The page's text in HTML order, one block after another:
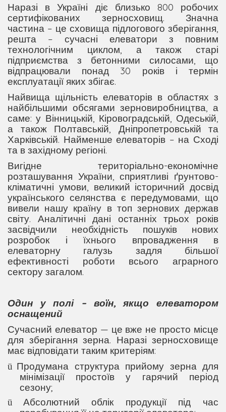
Наразі в Україні діє близько 800 робочих
сертифікованих зерносховищ. Значна
частина – це сховища підлогового зберігання,
решта – сучасні елеватори з повним
технологічним циклом, а також старі
підприємства з бетонними силосами, що
відпрацювали понад 30 років і термін
експлуатації яких збігає.
Найвища щільність елеваторів в областях з
найбільшими обсягами зерновиробництва , а
саме:у Вінницькій, Кіровоградській, Одеській,
а також Полтавській, Дніпропетровській та
Харківській. Найменше елеваторів – на Сході
та в західному регіоні.
Вигідне територіально-економічне
розташування України, сприятливі ґрунтово-
кліматичні умови, великий історичний досвід
українського селянства є передумовами, що
вивели нашу країну в топ зернових держав
світу. Аналітичні дані останніх трьох років
засвідчили необхідність пошуків нових
розробок і їхнього впровадження в
елеваторну галузь задля більшої
ефективності роботи всього аграрного
сектору загалом.
Один у полі – воїн, якщо елеватором
оснащений
Сучасний елеватор — це вже не просто місце
для зберігання зерна. Наразі зерносховище
має відповідати таким критеріям:
ü Продумана структура прийому зерна для
мінімізації простоїв у гарячий період
сезону;
ü
Абсолютний облік продукції під час